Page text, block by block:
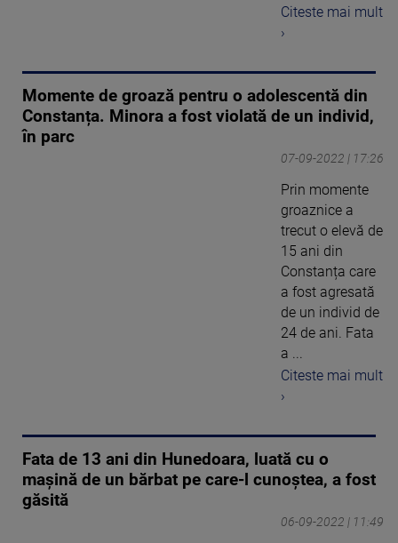
Citeste mai mult
›
Momente de groază pentru o adolescentă din
Constanța. Minora a fost violată de un individ,
în parc
07-09-2022 | 17:26
Prin momente
groaznice a
trecut o elevă de
15 ani din
Constanța care
a fost agresată
de un individ de
24 de ani. Fata
a ...
Citeste mai mult
›
Fata de 13 ani din Hunedoara, luată cu o
maşină de un bărbat pe care-l cunoştea, a fost
găsită
06-09-2022 | 11:49